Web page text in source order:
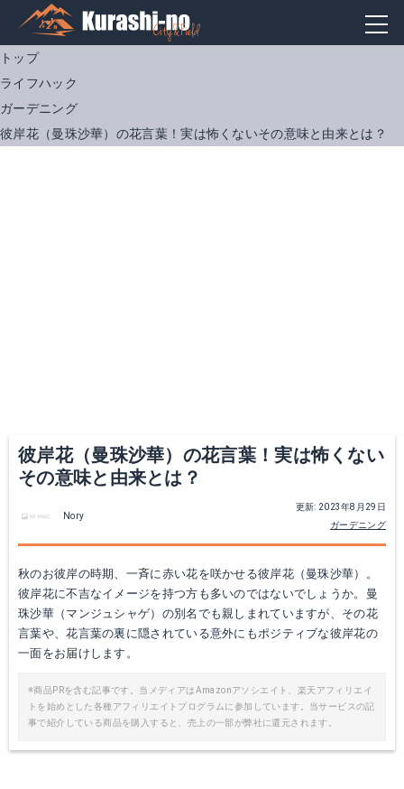
トップ
ライフハック
ガーデニング
彼岸花（曼珠沙華）の花言葉！実は怖くないその意味と由来とは？
彼岸花（曼珠沙華）の花言葉！実は怖くない
その意味と由来とは？
更新: 2023年8月29日
ガーデニング
Nory
秋のお彼岸の時期、一斉に赤い花を咲かせる彼岸花（曼珠沙華）。
彼岸花に不吉なイメージを持つ方も多いのではないでしょうか。曼
珠沙華（マンジュシャゲ）の別名でも親しまれていますが、その花
言葉や、花言葉の裏に隠されている意外にもポジティブな彼岸花の
一面をお届けします。
※商品PRを含む記事です。当メディアはAmazonアソシエイト、楽天アフィリエイ
トを始めとした各種アフィリエイトプログラムに参加しています。当サービスの記
事で紹介している商品を購入すると、売上の一部が弊社に還元されます。